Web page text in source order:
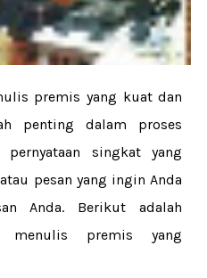
premis yang kuat dan
penting dalam proses
singkat yang
pesan yang ingin Anda
Anda. Berikut adalah
premis yang